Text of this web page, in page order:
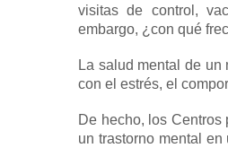
visitas de control,
embargo, ¿con qué
La salud mental de un
con el estrés, el
De hecho, los
un trastorno mental